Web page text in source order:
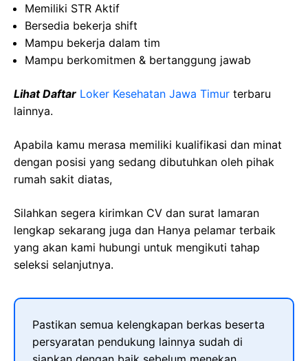
Memiliki STR Aktif
Bersedia bekerja shift
Mampu bekerja dalam tim
Mampu berkomitmen & bertanggung jawab
Lihat Daftar Loker Kesehatan Jawa Timur terbaru
lainnya.
Apabila kamu merasa memiliki kualifikasi dan minat
dengan posisi yang sedang dibutuhkan oleh pihak
rumah sakit diatas,
Silahkan segera kirimkan CV dan surat lamaran
lengkap sekarang juga dan Hanya pelamar terbaik
yang akan kami hubungi untuk mengikuti tahap
seleksi selanjutnya.
Pastikan semua kelengkapan berkas beserta
persyaratan pendukung lainnya sudah di